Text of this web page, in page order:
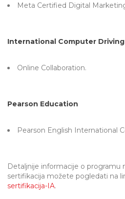
Meta Certified Digital
International Computer Driving
Online Collaboration.
Pearson Education
Pearson English International
Detaljnije informacije o programu
sertifikacija možete pogledati na
sertifikacija-IA.